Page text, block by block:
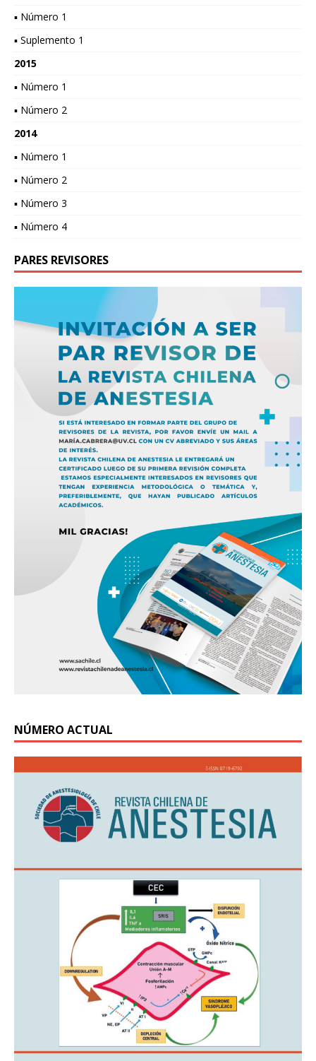
▪ Número 1
▪ Suplemento 1
2015
▪ Número 1
▪ Número 2
2014
▪ Número 1
▪ Número 2
▪ Número 3
▪ Número 4
PARES REVISORES
NÚMERO ACTUAL